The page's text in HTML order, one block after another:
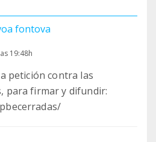
fontova
19:48h
petición contra las
para firmar y difundir: